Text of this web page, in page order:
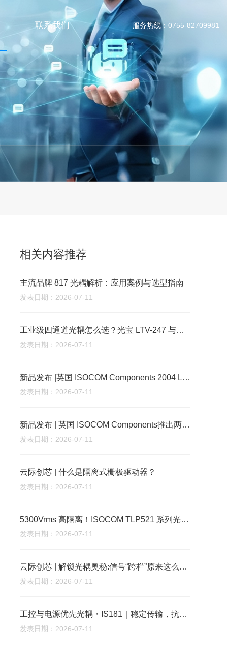
联系我们 服务热线：0755-82709981
相关内容推荐
主流品牌 817 光耦解析：应用案例与选型指南
发表日期：2026-07-11
工业级四通道光耦怎么选？光宝 LTV-247 与主流品牌参数及场景适配对比
发表日期：2026-07-11
新品发布 |英国 ISOCOM Components 2004 Ltd - 推出固态光电继电器新品，赋能严苛场景新突破
发表日期：2026-07-11
新品发布 | 英国 ISOCOM Components推出两款车规级新型光电耦合器，筑牢新能源与工业场景信号传输防线
发表日期：2026-07-11
云际创芯 | 什么是隔离式栅极驱动器？
发表日期：2026-07-11
5300Vrms 高隔离！ISOCOM TLP521 系列光耦工业隔离优选
发表日期：2026-07-11
云际创芯 | 解锁光耦奥秘:信号“跨栏”原来这么简单
发表日期：2026-07-11
工控与电源优先光耦・IS181｜稳定传输，抗扰更强
发表日期：2026-07-11